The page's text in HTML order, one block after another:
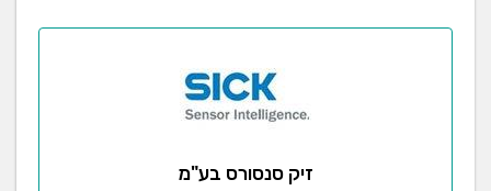
זיק סנסורס בע"מ